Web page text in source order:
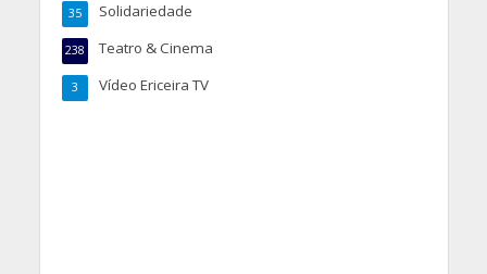
Solidariedade
35
Teatro & Cinema
238
Vídeo Ericeira TV
3